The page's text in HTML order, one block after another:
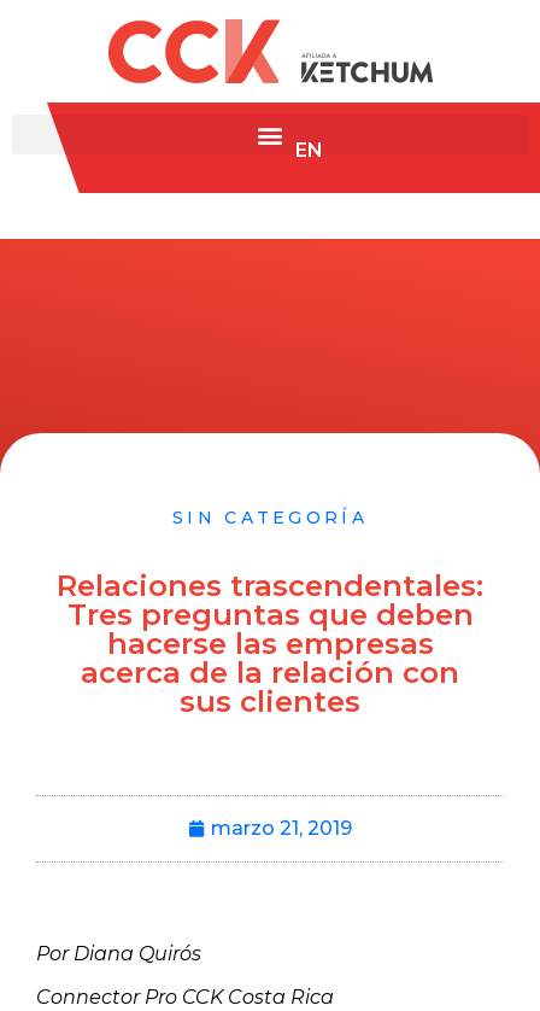
EN
SIN CATEGORÍA
Relaciones trascendentales:
Tres preguntas que deben
hacerse las empresas
acerca de la relación con
sus clientes
marzo 21, 2019
Por Diana Quirós
Connector Pro CCK Costa Rica